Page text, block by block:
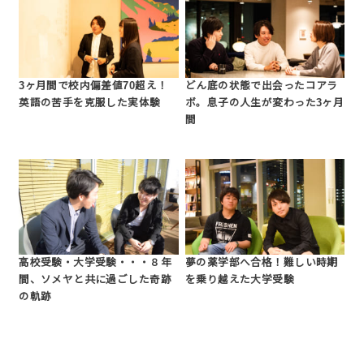
3ヶ月間で校内偏差値70超え！
英語の苦手を克服した実体験
どん底の状態で出会ったコアラ
ボ。息子の人生が変わった3ヶ月
間
高校受験・大学受験・・・８年
間、ソメヤと共に過ごした奇跡
の軌跡
夢の薬学部へ合格！難しい時期
を乗り越えた大学受験